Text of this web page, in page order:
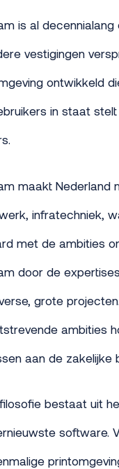
is al
vestigingen
ontwikkeld
in staat
maakt Nederland
infratechniek,
met de ambities
door de
grote
ambities
aan de zakelijke
bestaat uit
software.